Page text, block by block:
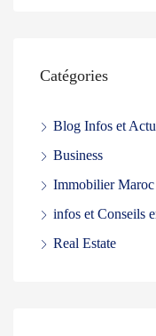
Catégories
Blog Infos et
Business
Immobilier Maroc
infos et Conseils
Real Estate